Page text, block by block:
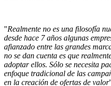
"Realmente no es una filosofía
desde hace 7 años algunas
afianzado entre las grandes
no se dan cuenta es que
adoptar ellos. Sólo se necesita
enfoque tradicional de las
en la creación de ofertas de valor